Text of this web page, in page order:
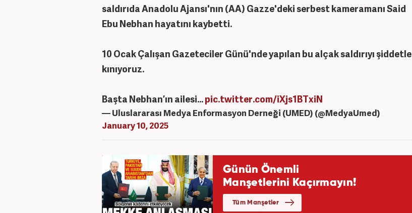
saldırıda Anadolu Ajansı'nın (AA) Gazze'deki serbest kameramanı Said
Ebu Nebhan hayatını kaybetti.
10 Ocak Çalışan Gazeteciler Günü'nde yapılan bu alçak saldırıyı şiddetle
kınıyoruz.
Başta Nebhan’ın ailesi…pic.twitter.com/iXjs1BTxiN
— Uluslararası Medya Enformasyon Derneği (UMED) (@MedyaUmed)
January 10, 2025